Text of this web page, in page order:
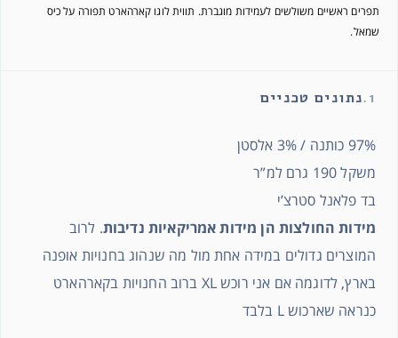
תפרים ראשיים משולשים לעמידות מוגברת. תווית לוגו קארהארט תפורה על כיס
שמאל.
1. נתונים טכניים
97% כותנה / 3% אלסטן
משקל 190 גרם למ”ר
בד פלאנל סטרצ’י
מידות החולצות הן מידות אמריקאיות נדיבות. לרוב
המוצרים גדולים במידה אחת מול מה שנהוג בחנויות אופנה
בארץ, לדוגמה אם אני רוכש XL ברוב החנויות בקארהארט
כנראה שארכוש L בלבד